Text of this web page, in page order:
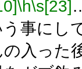
\h\s[23]
事にし
の入った